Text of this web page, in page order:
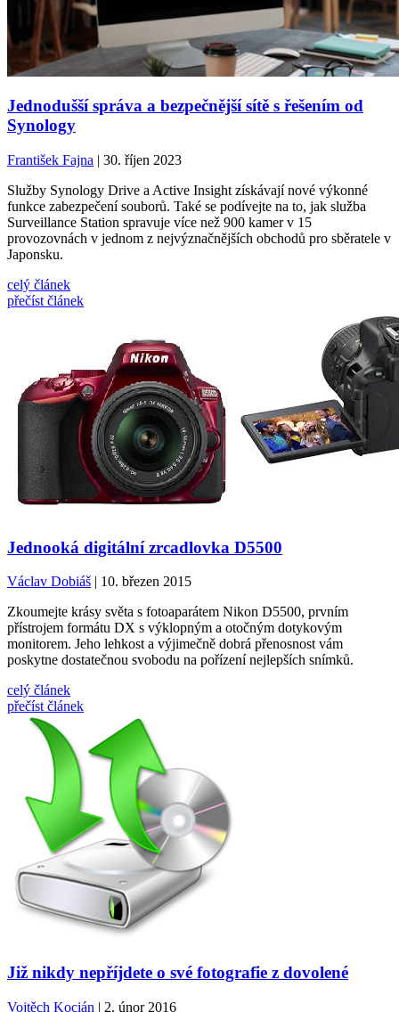
Jednodušší správa a bezpečnější sítě s řešením od
Synology
František Fajna| 30. říjen 2023
Služby Synology Drive a Active Insight získávají nové výkonné
funkce zabezpečení souborů. Také se podívejte na to, jak služba
Surveillance Station spravuje více než 900 kamer v 15
provozovnách v jednom z nejvýznačnějších obchodů pro sběratele v
Japonsku.
celý článek
přečíst článek
Jednooká digitální zrcadlovka D5500
Václav Dobiáš| 10. březen 2015
Zkoumejte krásy světa s fotoaparátem Nikon D5500, prvním
přístrojem formátu DX s výklopným a otočným dotykovým
monitorem. Jeho lehkost a výjimečně dobrá přenosnost vám
poskytne dostatečnou svobodu na pořízení nejlepších snímků.
celý článek
přečíst článek
Již nikdy nepříjdete o své fotografie z dovolené
Vojtěch Kocián| 2. únor 2016